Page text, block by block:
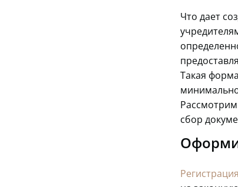
Что дает
Такая
сбор